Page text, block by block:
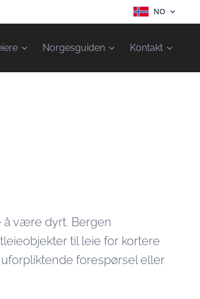
NO
Norgesguiden Kontakt
å være dyrt. Bergen
til leie for kortere
forespørsel eller